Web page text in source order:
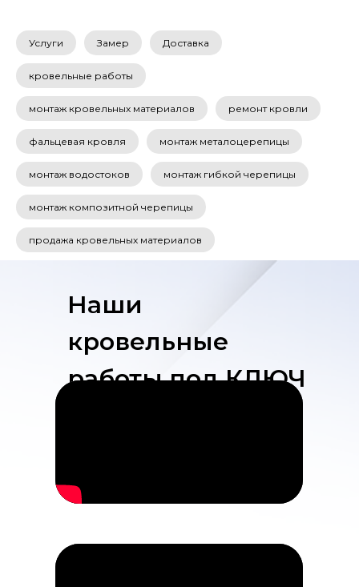
Услуги Замер Доставка
кровельные работы
монтаж кровельных материалов ремонт кровли
фальцевая кровля монтаж металоцерепицы
монтаж водостоков монтаж гибкой черепицы
монтаж композитной черепицы
продажа кровельных материалов
Наши
кровельные
работы под КЛЮЧ